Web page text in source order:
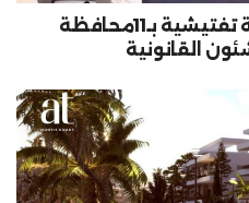
منال عوض: تنفيذ 27 حملة تفتيشية بـ11محافظة